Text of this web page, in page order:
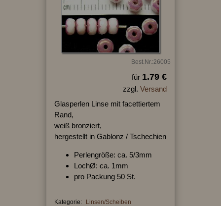
Best.Nr.:26005
für 1.79 €
zzgl. Versand
Glasperlen Linse mit facettiertem
Rand,
weiß bronziert,
hergestellt in Gablonz / Tschechien
Perlengröße: ca. 5/3mm
LochØ: ca. 1mm
pro Packung 50 St.
Kategorie: Linsen/Scheiben